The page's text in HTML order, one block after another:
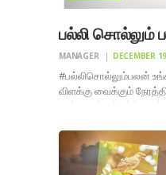
பல்லி சொல்லும்
MANAGER DECEMBER
#பல்லிசொல்லும்பலன்
விளக்கு வைக்கும்
மின் விளக்கும் ஈர்த்த
மகிழ! திறந்தது ?
பக்கவாட்டிலும் ஏறி என்
சுவற்றின்…